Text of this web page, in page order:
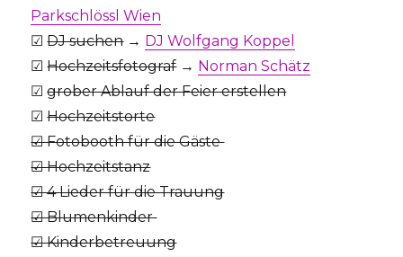
Parkschlössl Wien
☑DJ suchen→ DJ Wolfgang Koppel
☑Hochzeitsfotograf→ Norman Schätz
☑grober Ablauf der Feier erstellen
☑Hochzeitstorte
☑ Fotobooth für die Gäste
☑ Hochzeitstanz
☑ 4 Lieder für die Trauung
☑ Blumenkinder
☑ Kinderbetreuung